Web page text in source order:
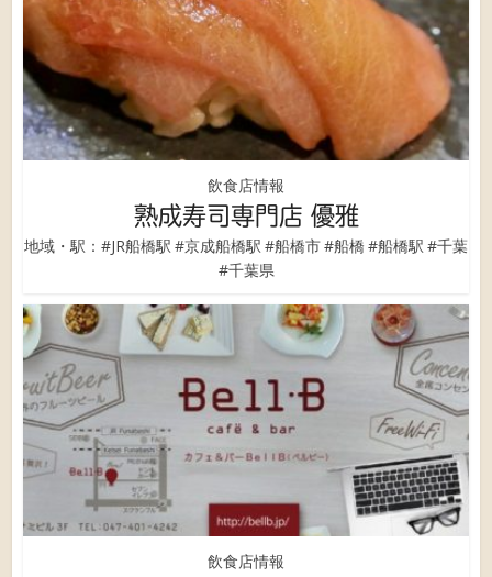
飲食店情報
熟成寿司専門店 優雅
地域・駅： #JR船橋駅 #京成船橋駅 #船橋市#船橋 #船橋駅 #千葉
#千葉県
飲食店情報